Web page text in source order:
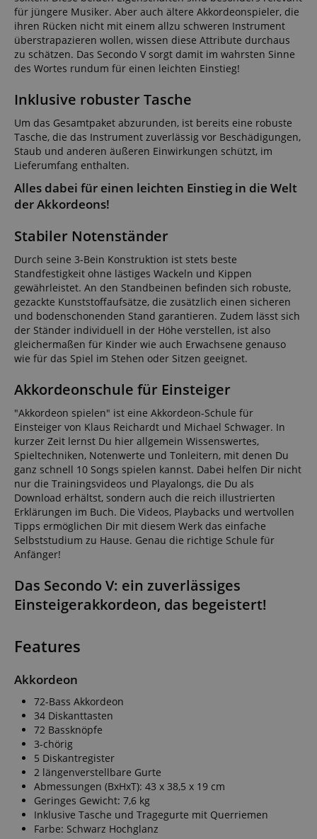
für jüngere Musiker. Aber auch ältere Akkordeonspieler, die
ihren Rücken nicht mit einem allzu schweren Instrument
überstrapazieren wollen, wissen diese Attribute durchaus
zu schätzen. Das Secondo V sorgt damit im wahrsten Sinne
des Wortes rundum für einen leichten Einstieg!
Inklusive robuster Tasche
Um das Gesamtpaket abzurunden, ist bereits eine robuste
Tasche, die das Instrument zuverlässig vor Beschädigungen,
Staub und anderen äußeren Einwirkungen schützt, im
Lieferumfang enthalten.
Alles dabei für einen leichten Einstieg in die Welt
der Akkordeons!
Stabiler Notenständer
Durch seine 3-Bein Konstruktion ist stets beste
Standfestigkeit ohne lästiges Wackeln und Kippen
gewährleistet. An den Standbeinen befinden sich robuste,
gezackte Kunststoffaufsätze, die zusätzlich einen sicheren
und bodenschonenden Stand garantieren. Zudem lässt sich
der Ständer individuell in der Höhe verstellen, ist also
gleichermaßen für Kinder wie auch Erwachsene genauso
wie für das Spiel im Stehen oder Sitzen geeignet.
Akkordeonschule für Einsteiger
"Akkordeon spielen" ist eine Akkordeon-Schule für
Einsteiger von Klaus Reichardt und Michael Schwager. In
kurzer Zeit lernst Du hier allgemein Wissenswertes,
Spieltechniken, Notenwerte und Tonleitern, mit denen Du
ganz schnell 10 Songs spielen kannst. Dabei helfen Dir nicht
nur die Trainingsvideos und Playalongs, die Du als
Download erhältst, sondern auch die reich illustrierten
Erklärungen im Buch. Die Videos, Playbacks und wertvollen
Tipps ermöglichen Dir mit diesem Werk das einfache
Selbststudium zu Hause. Genau die richtige Schule für
Anfänger!
Das Secondo V: ein zuverlässiges
Einsteigerakkordeon, das begeistert!
Features
Akkordeon
72-Bass Akkordeon
34 Diskanttasten
72 Bassknöpfe
3-chörig
5 Diskantregister
2 längenverstellbare Gurte
Abmessungen (BxHxT): 43 x 38,5 x 19 cm
Geringes Gewicht: 7,6 kg
Inklusive Tasche und Tragegurte mit Querriemen
Farbe: Schwarz Hochglanz